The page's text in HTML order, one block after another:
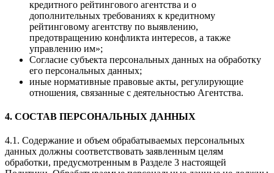
кредитного рейтингового агентства и о
дополнительных требованиях к кредитному
рейтинговому агентству по выявлению,
предотвращению конфликта интересов, а также
управлению им»;
Согласие субъекта персональных данных на обработку
его персональных данных;
иные нормативные правовые акты, регулирующие
отношения, связанные с деятельностью Агентства.
4. СОСТАВ ПЕРСОНАЛЬНЫХ ДАННЫХ
4.1. Содержание и объем обрабатываемых персональных
данных должны соответствовать заявленным целям
обработки, предусмотренным в Разделе 3 настоящей